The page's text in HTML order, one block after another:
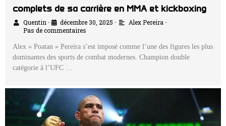
complets de sa carrière en MMA et kickboxing
Quentin • décembre 30, 2025 • Alex Pereira •
Pas de commentaires
Alex « Poatan » Pereira s’est imposé comme l’une des figures les plus
dominantes des sports de combat modernes. Champion double
catégorie à l’UFC …